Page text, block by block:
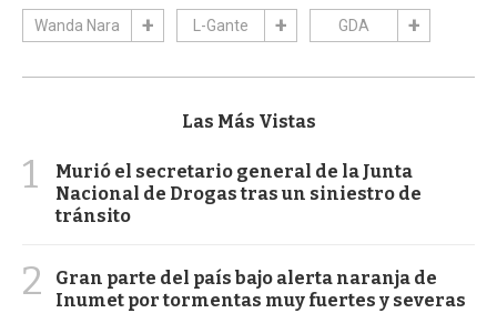
Wanda Nara L-Gante GDA
Las Más Vistas
1
Murió el secretario general de la Junta
Nacional de Drogas tras un siniestro de
tránsito
2
Gran parte del país bajo alerta naranja de
Inumet por tormentas muy fuertes y severas